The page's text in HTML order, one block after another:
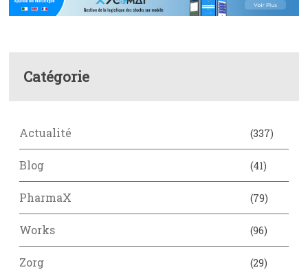
Catégorie
Actualité (337)
Blog (41)
PharmaX (79)
Works (96)
Zorg (29)